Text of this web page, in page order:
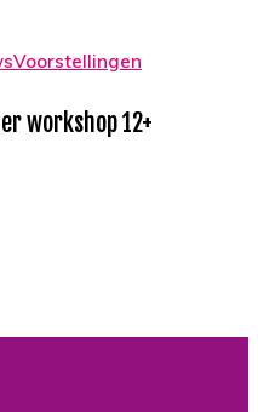
Voorstellingen
Expression:
workshop 12+